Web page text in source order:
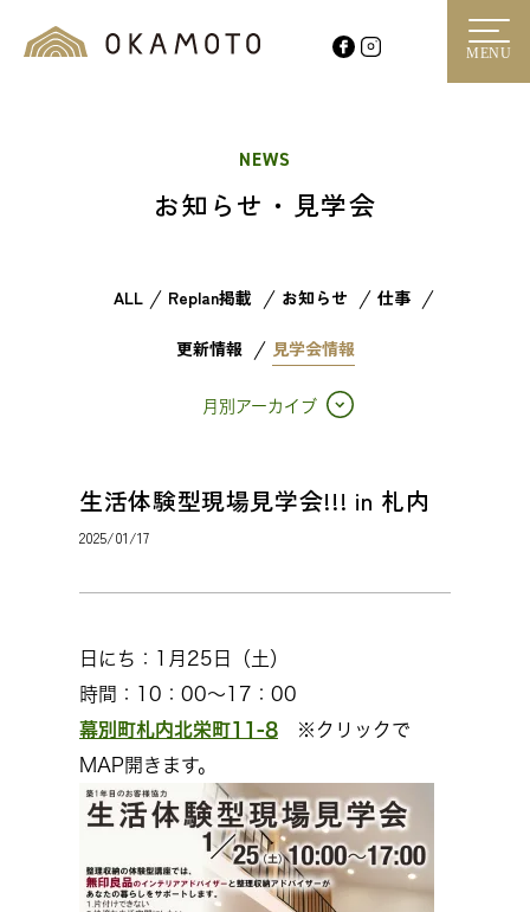
MENU
NEWS
お知らせ・見学会
ALL Replan掲載 お知らせ 仕事
更新情報 見学会情報
月別アーカイブ
生活体験型現場見学会!!! in 札内
2025/01/17
日にち：1月25日（土）
時間：10：00～17：00
幕別町札内北栄町11-8 ※クリックで
MAP開きます。